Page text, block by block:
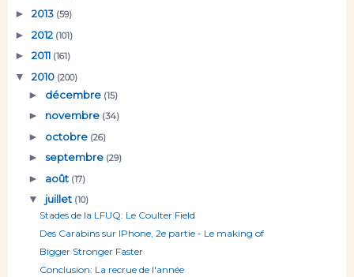
► 2013 (59)
► 2012 (101)
► 2011 (161)
▼ 2010 (200)
► décembre (15)
► novembre (34)
► octobre (26)
► septembre (29)
► août (17)
▼ juillet (10)
Stades de la LFUQ: Le Coulter Field
Des Carabins sur IPhone, 2e partie - Le making of
Bigger Stronger Faster
Conclusion: La recrue de l'année